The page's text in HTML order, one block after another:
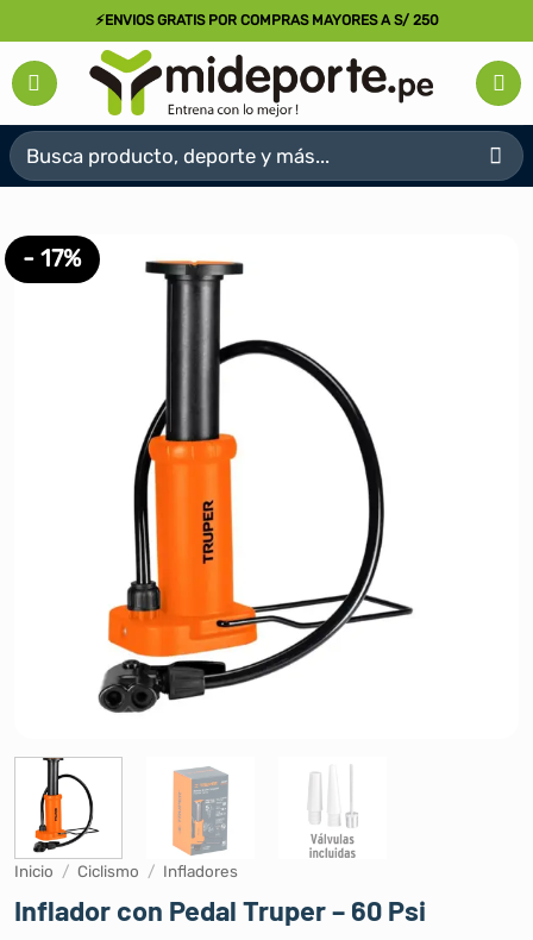
al
contenido
⚡ENVIOS GRATIS POR COMPRAS MAYORES A S/ 250
Buscar
por:
- 17%
Inicio / Ciclismo / Infladores
Inflador con Pedal Truper – 60 Psi